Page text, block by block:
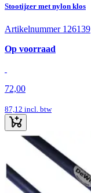
Stootijzer met nylon klos
Artikelnummer 126139
Op voorraad
72,00
87,12 incl. btw